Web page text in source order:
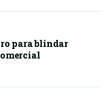
para blindar